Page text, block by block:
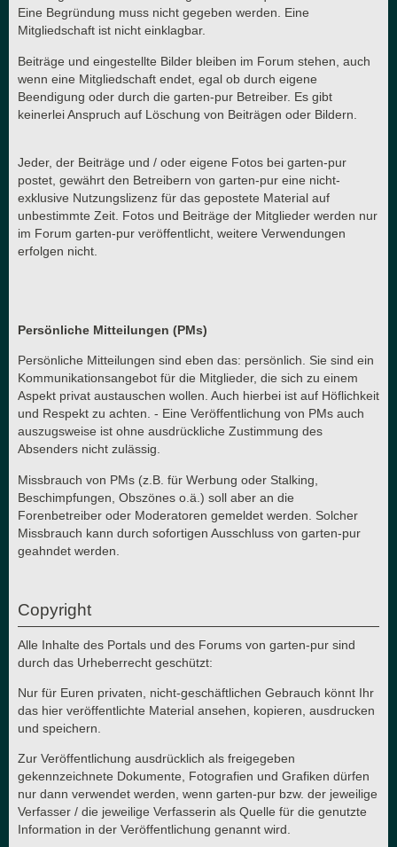
Eine Begründung muss nicht gegeben werden. Eine
Mitgliedschaft ist nicht einklagbar.
Beiträge und eingestellte Bilder bleiben im Forum stehen, auch
wenn eine Mitgliedschaft endet, egal ob durch eigene
Beendigung oder durch die garten-pur Betreiber. Es gibt
keinerlei Anspruch auf Löschung von Beiträgen oder Bildern.
Jeder, der Beiträge und / oder eigene Fotos bei garten-pur
postet, gewährt den Betreibern von garten-pur eine nicht-
exklusive Nutzungslizenz für das gepostete Material auf
unbestimmte Zeit. Fotos und Beiträge der Mitglieder werden nur
im Forum garten-pur veröffentlicht, weitere Verwendungen
erfolgen nicht.
Persönliche Mitteilungen (PMs)
Persönliche Mitteilungen sind eben das: persönlich. Sie sind ein
Kommunikationsangebot für die Mitglieder, die sich zu einem
Aspekt privat austauschen wollen. Auch hierbei ist auf Höflichkeit
und Respekt zu achten. - Eine Veröffentlichung von PMs auch
auszugsweise ist ohne ausdrückliche Zustimmung des
Absenders nicht zulässig.
Missbrauch von PMs (z.B. für Werbung oder Stalking,
Beschimpfungen, Obszönes o.ä.) soll aber an die
Forenbetreiber oder Moderatoren gemeldet werden. Solcher
Missbrauch kann durch sofortigen Ausschluss von garten-pur
geahndet werden.
Copyright
Alle Inhalte des Portals und des Forums von garten-pur sind
durch das Urheberrecht geschützt:
Nur für Euren privaten, nicht-geschäftlichen Gebrauch könnt Ihr
das hier veröffentlichte Material ansehen, kopieren, ausdrucken
und speichern.
Zur Veröffentlichung ausdrücklich als freigegeben
gekennzeichnete Dokumente, Fotografien und Grafiken dürfen
nur dann verwendet werden, wenn garten-pur bzw. der jeweilige
Verfasser / die jeweilige Verfasserin als Quelle für die genutzte
Information in der Veröffentlichung genannt wird.